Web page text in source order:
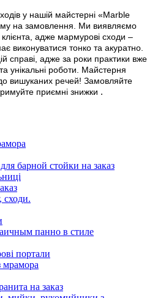
у нашій майстерні «Marble
на замовлення. Ми виявляємо
адже мармурові сходи –
виконуватися тонко та акуратно.
справі, адже за роки практики вже
унікальні роботи. Майстерня
вишуканих речей! Замовляйте
приємні знижки .
сходи.
портали